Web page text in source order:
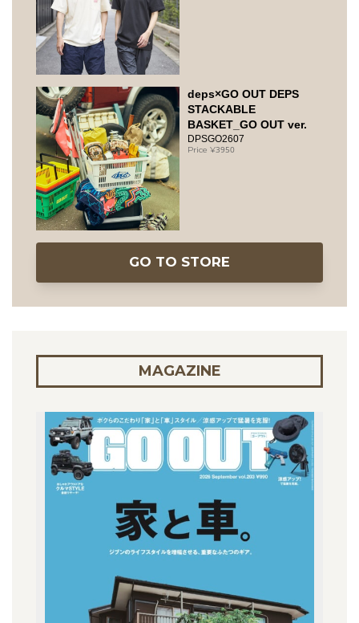
deps×GO OUT DEPS
STACKABLE
BASKET_GO OUT ver.
DPSGO2607
3950
GO TO STORE
MAGAZINE